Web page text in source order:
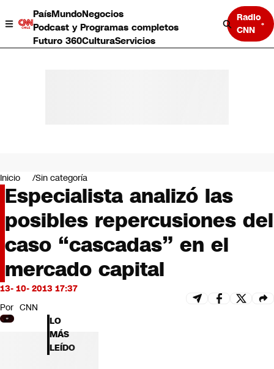
PaísMundoNegocios
Podcast y Programas completos
Futuro 360CulturaServicios
Radio
CNN
Negocios
Deportes
Programas completos
Cultura
Servicios
Bits
CNN tiempo
Futuro 360
Inicio Sin categoría
Especialista analizó las
posibles repercusiones del
caso “cascadas” en el
mercado capital
13- 10- 2013 17:37
Por CNN
LO
MÁS
LEÍDO